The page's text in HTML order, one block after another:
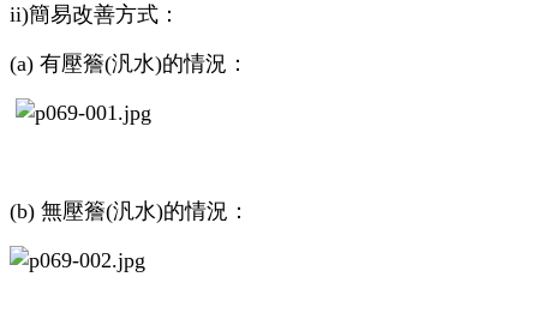
ii)簡易改善方式：
(a) 有壓簷(汎水)的情況：
(b) 無壓簷(汎水)的情況：